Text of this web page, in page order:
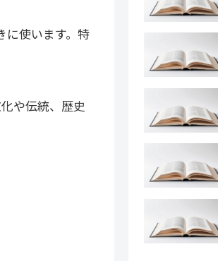
に使います。特
や伝統、歴史